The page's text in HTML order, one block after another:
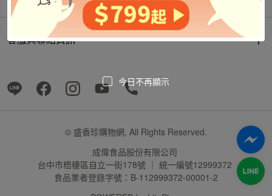
客服與聯絡資訊
© 盛香珍購物網, All Rights Reserved.
成偉食品股份有限公司
台中市梧棲區自立一街178號 ｜ 統一編號12999372
食品業者登錄字號：B-112999372-00001-2
今日不再顯示